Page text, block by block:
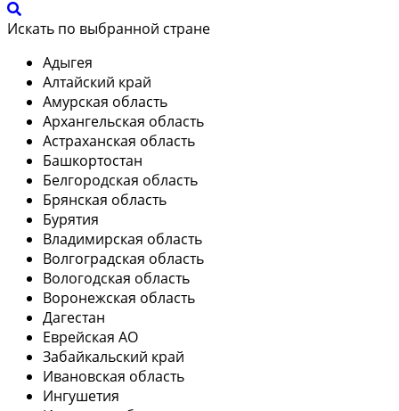
Искать по выбранной стране
Адыгея
Алтайский край
Амурская область
Архангельская область
Астраханская область
Башкортостан
Белгородская область
Брянская область
Бурятия
Владимирская область
Волгоградская область
Вологодская область
Воронежская область
Дагестан
Еврейская АО
Забайкальский край
Ивановская область
Ингушетия